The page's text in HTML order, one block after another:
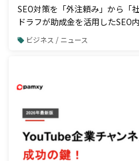
SEO対策を「外注頼み」から「
ドラフが助成金を活用したSEO
開始ビジネス / ニュース